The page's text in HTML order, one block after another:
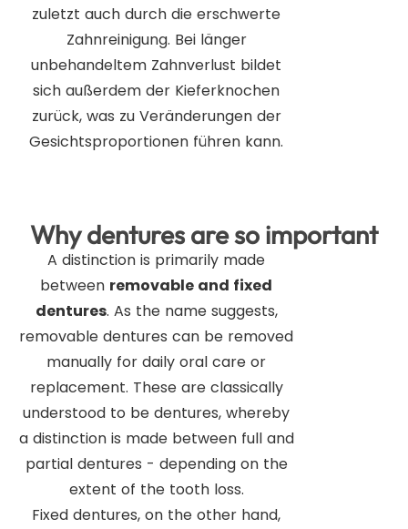
zuletzt auch durch die erschwerte
Zahnreinigung. Bei länger
unbehandeltem Zahnverlust bildet
sich außerdem der Kieferknochen
zurück, was zu Veränderungen der
Gesichtsproportionen führen kann.
Why dentures are so important
A distinction is primarily made
between removable and fixed
dentures. As the name suggests,
removable dentures can be removed
manually for daily oral care or
replacement. These are classically
understood to be dentures, whereby
a distinction is made between full and
partial dentures - depending on the
extent of the tooth loss.
Fixed dentures, on the other hand,